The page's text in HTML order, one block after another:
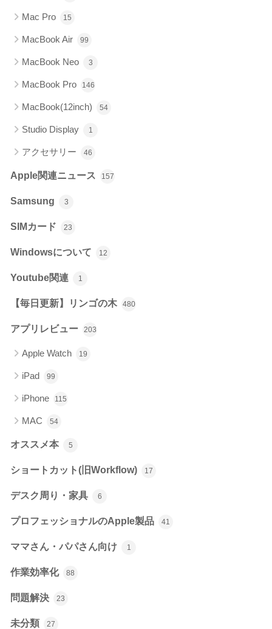
Mac Pro 15
MacBook Air 99
MacBook Neo 3
MacBook Pro 146
MacBook(12inch) 54
Studio Display 1
アクセサリー 46
Apple関連ニュース 157
Samsung 3
SIMカード 23
Windowsについて 12
Youtube関連 1
【毎日更新】リンゴの木 480
アプリレビュー 203
Apple Watch 19
iPad 99
iPhone 115
MAC 54
オススメ本 5
ショートカット(旧Workflow) 17
デスク周り・家具 6
プロフェッショナルのApple製品 41
ママさん・パパさん向け 1
作業効率化 88
問題解決 23
未分類 27